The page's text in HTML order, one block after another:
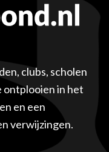
clubs, scholen
ontplooien in het
en een
verwijzingen.